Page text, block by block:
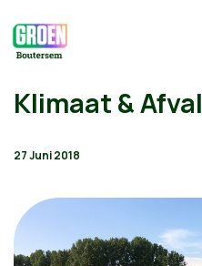
Klimaat & Afval
27 Juni 2018